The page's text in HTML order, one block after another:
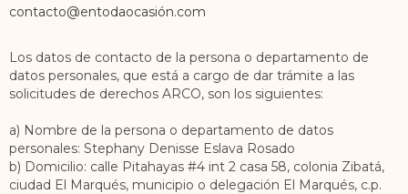
contacto@entodaocasión.com
Los datos de contacto de la persona o departamento de
datos personales, que está a cargo de dar trámite a las
solicitudes de derechos ARCO, son los siguientes:
a) Nombre de la persona o departamento de datos
personales: Stephany Denisse Eslava Rosado
b) Domicilio: calle Pitahayas #4 int 2 casa 58, colonia Zibatá,
ciudad El Marqués, municipio o delegación El Marqués, c.p.